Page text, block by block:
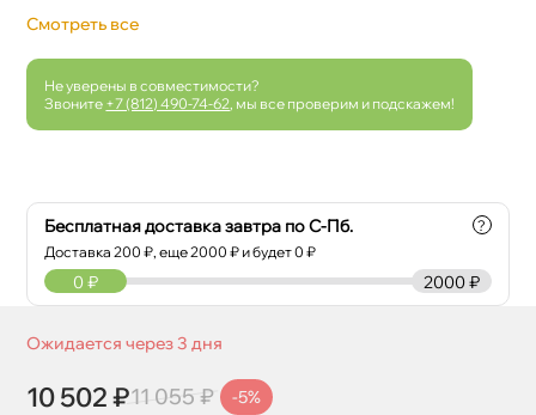
Смотреть все
Не уверены в совместимости?
Звоните +7 (812) 490-74-62 , мы все проверим и подскажем!
Бесплатная доставка завтра по С-Пб.
Доставка200 ₽, еще2000 ₽ и будет 0 ₽
?
2000 ₽
0 ₽
Ожидается через 3 дня
10 502 ₽11 055 ₽ -5%